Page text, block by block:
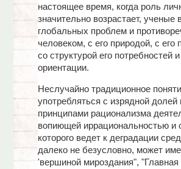
настоящее время, когда роль
значительно возрастает,
глобальных проблем и
человеком, с его природой, с
со структурой его потребностей
ориентации.
Неслучайно традиционное
употребляться с изрядной долей
принципами рационализма
вопиющей иррациональностью и
которого ведет к деградации
далеко не безусловно, может
'вершиной мироздания",